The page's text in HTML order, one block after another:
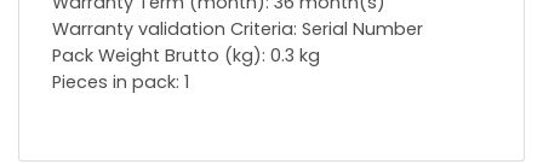
Warranty validation Criteria: Serial Number
Pack Weight Brutto (kg): 0.3 kg
Pieces in pack: 1